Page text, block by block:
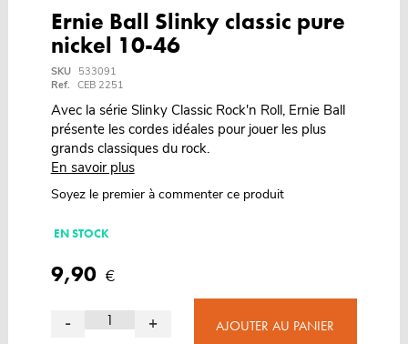
Ernie Ball Slinky classic pure
nickel 10-46
SKU
533091
Ref. CEB 2251
Avec la série Slinky Classic Rock'n Roll, Ernie Ball
présente les cordes idéales pour jouer les plus
grands classiques du rock.
En savoir plus
Soyez le premier à commenter ce produit
EN STOCK
9,90 €
- + AJOUTER AU PANIER